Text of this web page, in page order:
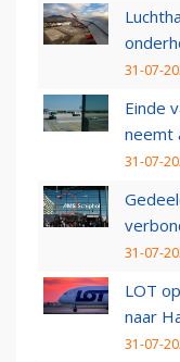
31-07-
Einde
neemt
31-07-
31-07-
LOT
naar
31-07-